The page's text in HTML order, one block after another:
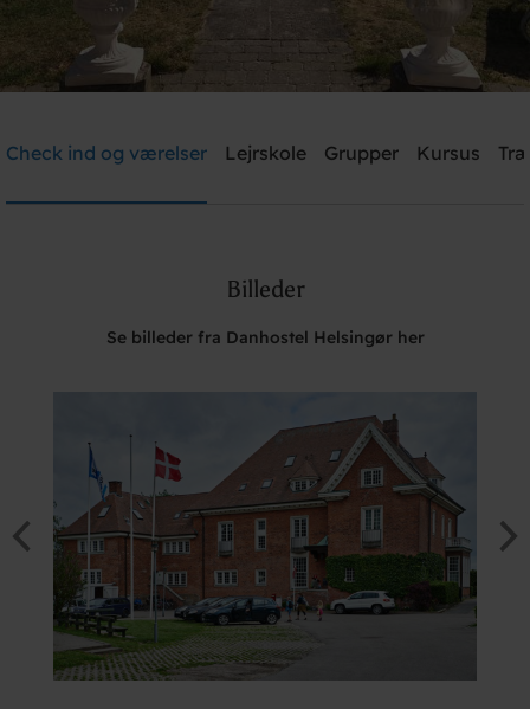
Brug for hjælp? Ring+45 4928 4949
Check ind og værelser Lejrskole Grupper Kursus
Billeder
Se billeder fra Danhostel Helsingør her